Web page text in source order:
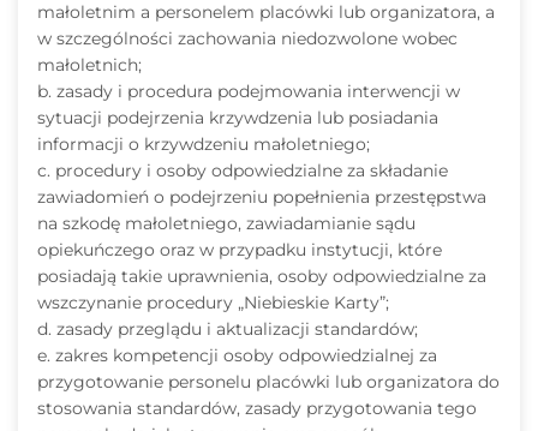
małoletnim a personelem placówki lub organizatora, a
w szczególności zachowania niedozwolone wobec
małoletnich;
b. zasady i procedura podejmowania interwencji w
sytuacji podejrzenia krzywdzenia lub posiadania
informacji o krzywdzeniu małoletniego;
c. procedury i osoby odpowiedzialne za składanie
zawiadomień o podejrzeniu popełnienia przestępstwa
na szkodę małoletniego, zawiadamianie sądu
opiekuńczego oraz w przypadku instytucji, które
posiadają takie uprawnienia, osoby odpowiedzialne za
wszczynanie procedury „Niebieskie Karty”;
d. zasady przeglądu i aktualizacji standardów;
e. zakres kompetencji osoby odpowiedzialnej za
przygotowanie personelu placówki lub organizatora do
stosowania standardów, zasady przygotowania tego